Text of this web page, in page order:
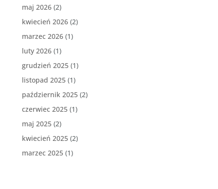
maj 2026(2)
kwiecień 2026(2)
marzec 2026(1)
luty 2026(1)
grudzień 2025(1)
listopad 2025(1)
październik 2025(2)
czerwiec 2025(1)
maj 2025(2)
kwiecień 2025(2)
marzec 2025(1)